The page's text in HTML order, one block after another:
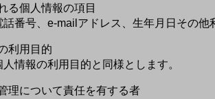
る個人情報の項目
話番号、e-mailアドレス、生年月日その
利用目的
情報の利用目的と同様とします。
理について責任を有する者